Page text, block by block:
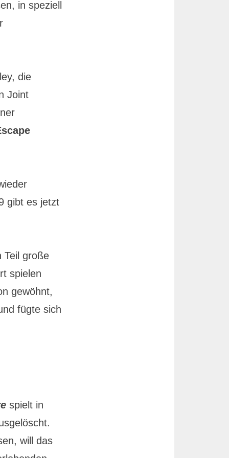
in speziell
die
Joint
gibt es jetzt
Teil große
spielen
gewöhnt,
fügte sich
spielt in
will das